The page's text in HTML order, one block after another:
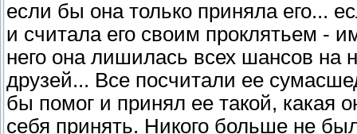
если бы она только приняла его...
и считала его своим проклятьем -
него она лишилась всех шансов
друзей... Все посчитали ее
бы помог и принял ее такой, какая
себя принять. Никого больше не